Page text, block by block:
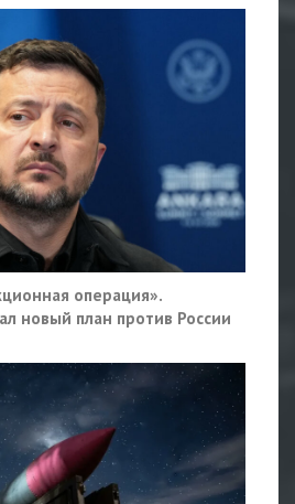
операция».
новый план против России